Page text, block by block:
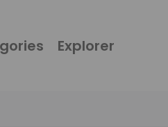
Explorer